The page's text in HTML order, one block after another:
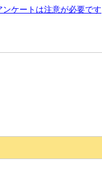
ケートは注意が必要です